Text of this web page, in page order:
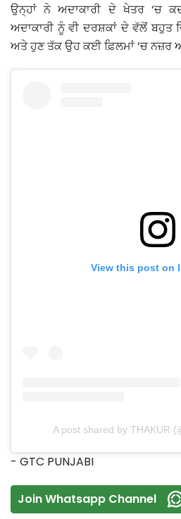
ਉਨ੍ਹਾਂ ਨੇ ਅਦਾਕਾਰੀ ਦੇ ਖੇਤਰ ‘ਚ
ਅਦਾਕਾਰੀ ਨੂੰ ਵੀ ਦਰਸ਼ਕਾਂ ਦੇ ਵੱਲੋਂ ਬਹੁਤ
ਅਤੇ ਹੁਣ ਤੱਕ ਉਹ ਕਈ ਫ਼ਿਲਮਾਂ ‘ਚ ਨਜ਼ਰ
View this post on
A post shared by THAKUR
- GTC PUNJABI
Join Whatsapp Channel